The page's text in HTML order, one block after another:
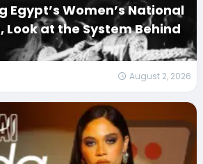
Egypt’s Women’s National
Look at the System Behind
August 2, 2026